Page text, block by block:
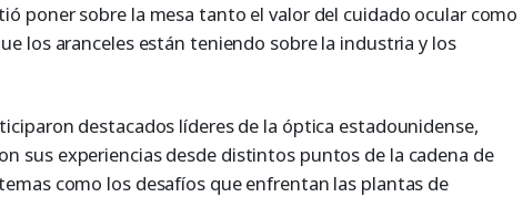
poner sobre la mesa tanto el valor del cuidado ocular como
los aranceles están teniendo sobre la industria y los
destacados líderes de la óptica estadounidense,
sus experiencias desde distintos puntos de la cadena de
como los desafíos que enfrentan las plantas de